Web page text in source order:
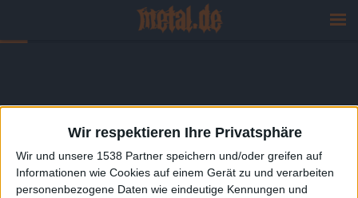
Wir respektieren Ihre Privatsphäre
Wir und unsere 1538 Partner speichern und/oder greifen auf
Informationen wie Cookies auf einem Gerät zu und verarbeiten
personenbezogene Daten wie eindeutige Kennungen und